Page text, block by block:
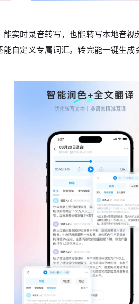
实时录音转写，也能转写本地音
自定义专属词汇。转完能一键生